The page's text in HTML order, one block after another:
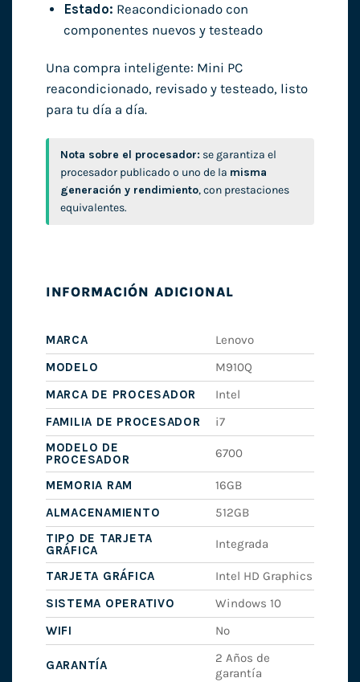
Estado: Reacondicionado con
componentes nuevos y testeado
Una compra inteligente: Mini PC
reacondicionado, revisado y testeado, listo
para tu día a día.
Nota sobre el procesador: se garantiza el
procesador publicado o uno de la misma
generación y rendimiento, con prestaciones
equivalentes.
INFORMACIÓN ADICIONAL
MARCA
Lenovo
MODELO
M910Q
MARCA DE PROCESADOR
Intel
FAMILIA DE PROCESADOR
i7
MODELO DE
PROCESADOR
6700
MEMORIA RAM
16GB
ALMACENAMIENTO
512GB
TIPO DE TARJETA
GRÁFICA
Integrada
TARJETA GRÁFICA
Intel HD Graphics
SISTEMA OPERATIVO
Windows 10
WIFI
No
GARANTÍA
2 Años de
garantía